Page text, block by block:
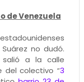
de Venezuela
no dudó.
a la calle
del colectivo “3